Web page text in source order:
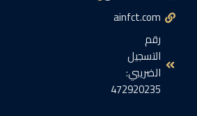
ainfct.com
رقم
التسجيل
الضريبي:
472920235